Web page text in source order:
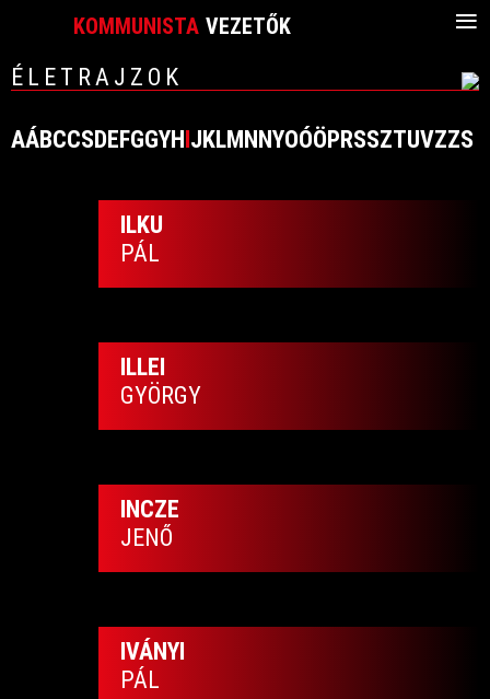
KOMMUNISTA VEZETŐK ≡
ÉLETRAJZOK
AÁBCCSDEFGGYHIJKLMNNYOÓÖPRSSZTUVZZS
ILKU
PÁL
ILLEI
GYÖRGY
INCZE
JENŐ
IVÁNYI
PÁL